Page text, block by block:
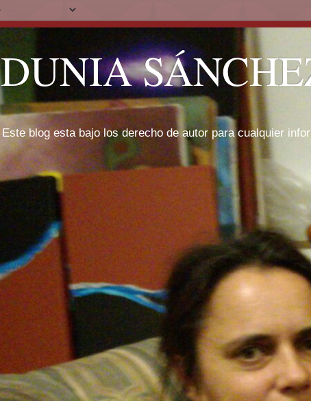
DUNIA
Este blog esta bajo los derecho de autor para cualquier